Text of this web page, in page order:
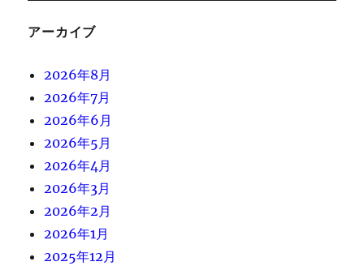
アーカイブ
2026年8月
2026年7月
2026年6月
2026年5月
2026年4月
2026年3月
2026年2月
2026年1月
2025年12月